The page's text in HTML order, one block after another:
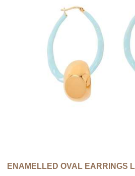
ENAMELLED OVAL EARRINGS